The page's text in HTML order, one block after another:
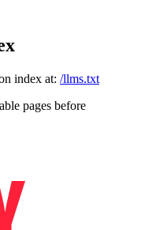
index at: /llms.txt
pages before